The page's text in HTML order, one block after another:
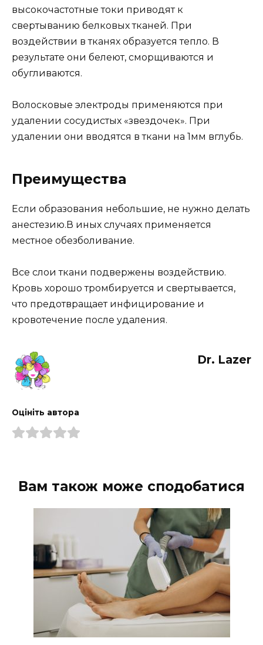
высокочастотные токи приводят к
свертыванию белковых тканей. При
воздействии в тканях образуется тепло. В
результате они белеют, сморщиваются и
обугливаются.
Волосковые электроды применяются при
удалении сосудистых «звездочек». При
удалении они вводятся в ткани на 1мм вглубь.
Преимущества
Если образования небольшие, не нужно делать
анестезию.В иных случаях применяется
местное обезболивание.
Все слои ткани подвержены воздействию.
Кровь хорошо тромбируется и свертывается,
что предотвращает инфицирование и
кровотечение после удаления.
Dr. Lazer
Оцініть автора
Вам також може сподобатися